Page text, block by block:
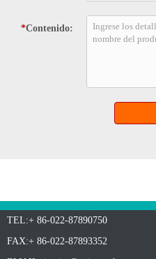
*Contenido:
TEL:+ 86-022-87890750
FAX:+ 86-022-87893352